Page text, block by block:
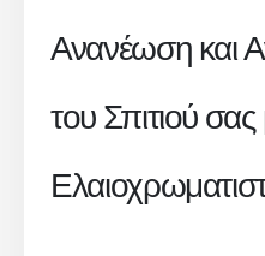
Ανανέωση και
του Σπιτιού